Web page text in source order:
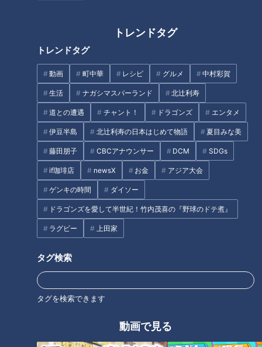
トレンドタグ
トレンドタグ
動画 町中華 レシピ グルメ 中村彩賀
生活 ナガシマスパーランド 北辻利寿
道との遭遇 チャント！ ドラゴンズ エンタメ
伊豆半島 北辻利寿の日本はじめて物語 夏目みな美
藤田朋子 CBCアナウンサー DCM SDGs
if珈琲店 newsX お金 アジア大会
ゲンキの時間 ダイソー
ドラゴンズを愛して半世紀！竹内茂喜の『野球のドテ煮』
ラグビー 上田家
タグ検索
タグを検索できます
動画で見る
番そこまで知らんかったＳＰ
静かな山中にレールが残る「入
川山林軌道」 埼玉県秩父市の廃
線跡から歴史を紐解く旅
完成間近で崩落した「数坂隧
道」 地図にのらず“幻の道”と
なった群馬県の廃道とは
タグ
チャント！ 加藤愛
朝の歯みがきは「起床後」